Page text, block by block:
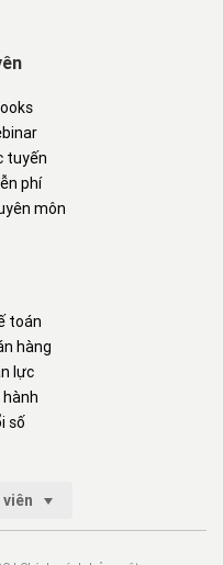
tuyến
phí
môn
toán
hàng
lực
hành
số